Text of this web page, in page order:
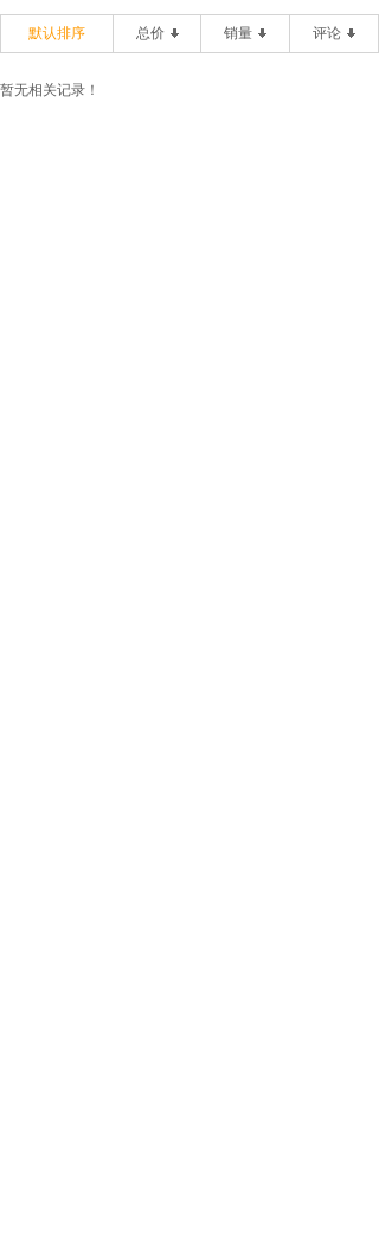
默认排序 总价 销量 评论
暂无相关记录！